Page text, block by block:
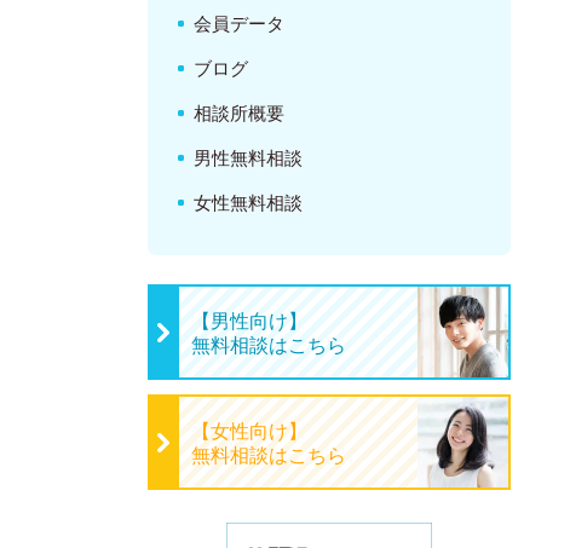
会員データ
ブログ
相談所概要
男性無料相談
女性無料相談
【男性向け】
無料相談はこちら
【女性向け】
無料相談はこちら